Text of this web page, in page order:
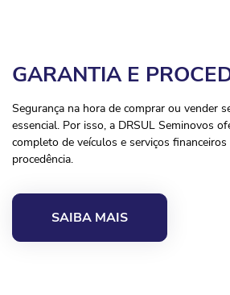
GARANTIA E
Segurança na hora de comprar ou vender
essencial. Por isso, a DRSUL Seminovos
completo de veículos e serviços
procedência.
SAIBA MAIS